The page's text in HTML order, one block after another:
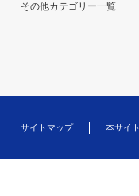
その他カテゴリー一覧
サイトマップ 本サイ